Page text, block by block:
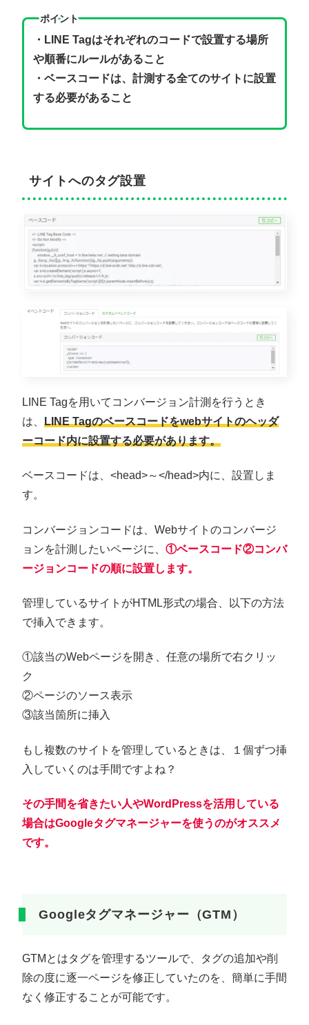
ポイント
・LINE Tagはそれぞれのコードで設置する場所
や順番にルールがあること
・ベースコードは、計測する全てのサイトに設置
する必要があること
サイトへのタグ設置
LINE Tagを用いてコンバージョン計測を行うとき
は、 LINE Tagのベースコードをwebサイトのヘッダ
ーコード内に設置する必要があります。
ベースコードは、<head>～</head>内に、設置しま
す。
コンバージョンコードは、Webサイトのコンバージ
ョンを計測したいページに、 ①ベースコード②コンバ
ージョンコードの順に設置します。
管理しているサイトがHTML形式の場合、以下の方法
で挿入できます。
①該当のWebページを開き、任意の場所で右クリッ
ク
②ページのソース表示
③該当箇所に挿入
もし複数のサイトを管理しているときは、１個ずつ挿
入していくのは手間ですよね？
その手間を省きたい人やWord Pressを活用している
場合はGoogleタグマネージャーを使うのがオススメ
です。
Googleタグマネージャー（GTM）
GTMとはタグを管理するツールで、タグの追加や削
除の度に逐一ページを修正していたのを、簡単に手間
なく修正することが可能です。